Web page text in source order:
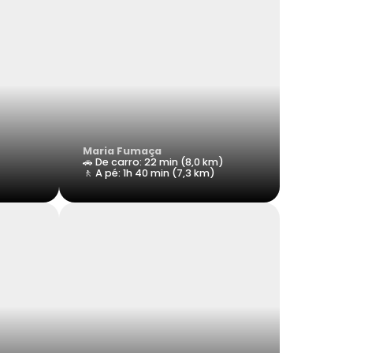
Maria Fumaça
🚗 De carro: 22 min (8,0 km)
🚶 A pé: 1h 40 min (7,3 km)